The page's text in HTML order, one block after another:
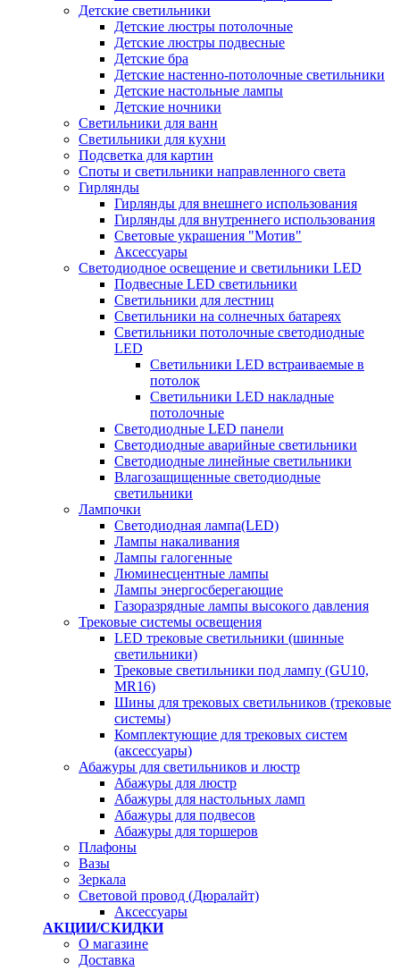
Детские светильники
Детские люстры потолочные
Детские люстры подвесные
Детские бра
Детские настенно-потолочные светильники
Детские настольные лампы
Детские ночники
Светильники для ванн
Светильники для кухни
Подсветка для картин
Споты и светильники направленного света
Гирлянды
Гирлянды для внешнего использования
Гирлянды для внутреннего использования
Световые украшения "Мотив"
Аксессуары
Светодиодное освещение и светильники LED
Подвесные LED светильники
Светильники для лестниц
Светильники на солнечных батареях
Светильники потолочные светодиодные
LED
Cветильники LED встраиваемые в
потолок
Светильники LED накладные
потолочные
Светодиодные LED панели
Светодиодные аварийные светильники
Светодиодные линейные светильники
Влагозащищенные светодиодные
светильники
Лампочки
Светодиодная лампа(LED)
Лампы накаливания
Лампы галогенные
Люминесцентные лампы
Лампы энергосберегающие
Газоразрядные лампы высокого давления
Трековые системы освещения
LED трековые светильники (шинные
светильники)
Трековые светильники под лампу (GU10,
MR16)
Шины для трековых светильников (трековые
системы)
Комплектующие для трековых систем
(аксессуары)
Абажуры для светильников и люстр
Абажуры для люстр
Абажуры для настольных ламп
Абажуры для подвесов
Абажуры для торшеров
Плафоны
Вазы
Зеркала
Световой провод (Дюралайт)
Аксессуары
АКЦИИ/СКИДКИ
О магазине
Доставка